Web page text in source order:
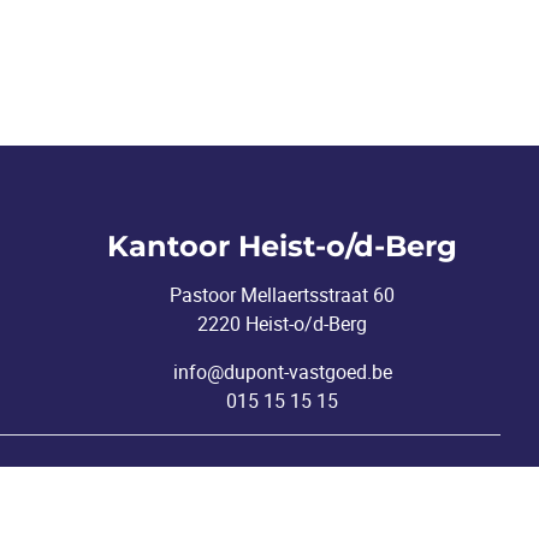
Kantoor Heist-o/d-Berg
Pastoor Mellaertsstraat 60
2220 Heist-o/d-Berg
info@dupont-vastgoed.be
015 15 15 15